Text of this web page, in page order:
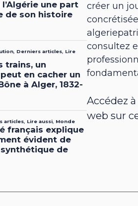
créer un
consultez
Accédez
web sur